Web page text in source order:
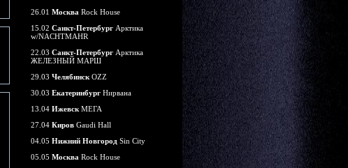
26.01 Москва Rock House
15.02 Санкт-Петербург Арктика
w/NACHTMAHR
22.03 Санкт-Петербург Арктика
ЖЕЛЕЗНЫЙ МАРШ
29.03 Челябинск OZZ
30.03 Екатеринбург Нирвана
13.04 Ижевск МЕГА
27.04 Киров Gaudi Hall
04.05 Нижний Новгород Sin City
05.05 Москва Rock House